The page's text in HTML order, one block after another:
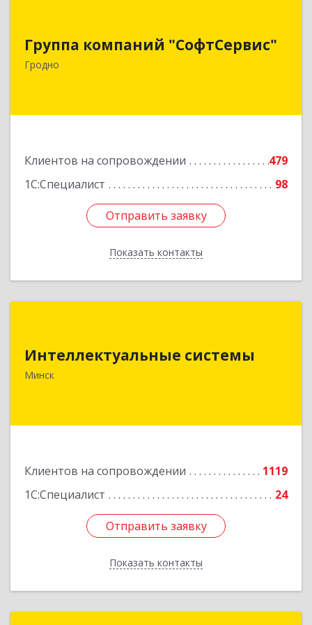
Группа компаний "СофтСервис"
Гродно
Клиентов на сопровождении
479
1С:Специалист
98
Отправить заявку
Показать контакты
230025 г. Гродно, ул. Ленина 5/2
Отправить заявку
Назад
Интеллектуальные системы
Минск
Клиентов на сопровождении
1119
1С:Специалист
24
Отправить заявку
Показать контакты
220073, г.Минск, ул. Пинская, д. 28А, пом.26
Отправить заявку
Назад